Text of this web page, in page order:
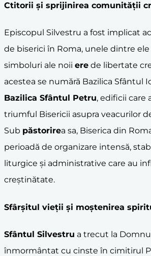
Ctitorii și sprijinirea comunității
Episcopul Silvestru a fost implicat
de biserici în Roma, unele dintre
simboluri ale noii ere de libertate
acestea se numără Bazilica Sfântul
Bazilica Sfântul Petru, edificii care
triumful Bisericii asupra veacurilor
Sub păstorirea sa, Biserica din
perioadă de organizare intensă,
liturgice și administrative care au
creștinătate.
Sfârșitul vieții și moștenirea
Sfântul Silvestru a trecut la
înmormântat cu cinste în cimitirul